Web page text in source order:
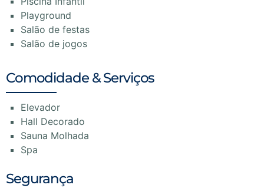
Playground
Salão de festas
Salão de jogos
Comodidade & Serviços
Elevador
Hall Decorado
Sauna Molhada
Spa
Segurança